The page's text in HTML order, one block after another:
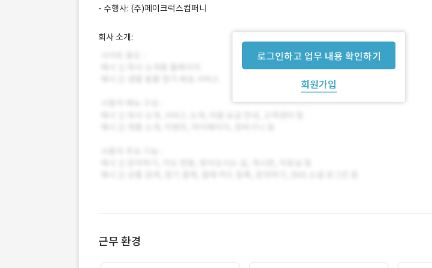
로그인하고 업무 내용 확인하기
회원가입
- 수행사: (주)페이크럭스컴퍼니
회사 소개:
근무 환경